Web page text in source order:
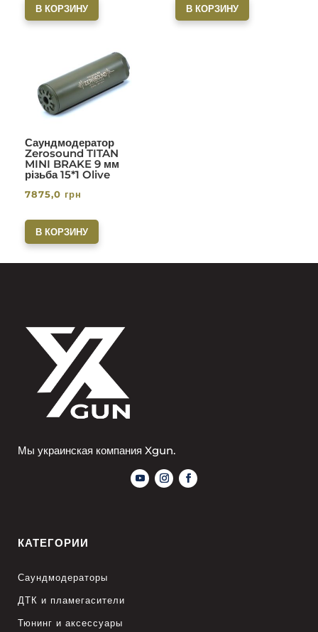
В КОРЗИНУ В КОРЗИНУ
Саундмодератор
Zerosound TITAN
MINI BRAKE 9 мм
різьба 15*1 Olive
7875,0 грн
В КОРЗИНУ
Мы украинская компания Xgun.
КАТЕГОРИИ
Саундмодераторы
ДТК и пламегасители
Тюнинг и аксессуары